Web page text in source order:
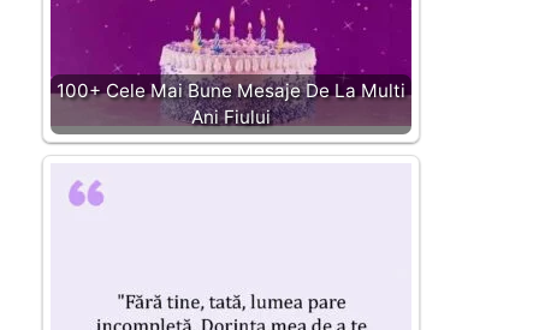
100+ Cele Mai Bune Mesaje De La Multi
Ani Fiului